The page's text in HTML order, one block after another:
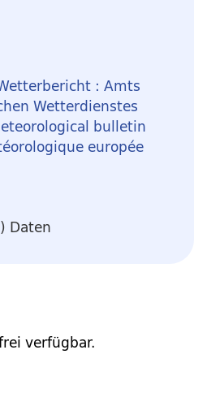
: Amts
Wetterdienstes
bulletin
europée
Daten
verfügbar.